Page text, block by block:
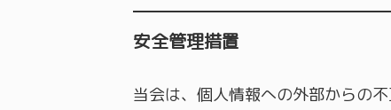
安全管理措置
当会は、個人情報への外部からの